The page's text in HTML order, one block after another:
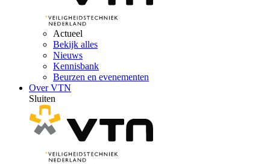
Actueel
Bekijk alles
Nieuws
Kennisbank
Beurzen en evenementen
Over VTN
Sluiten